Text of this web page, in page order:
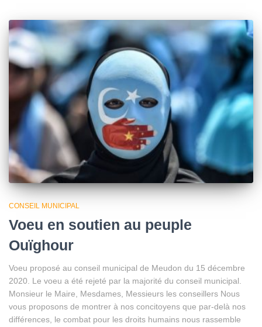
CONSEIL MUNICIPAL
Voeu en soutien au peuple
Ouïghour
Voeu proposé au conseil municipal de Meudon du 15 décembre
2020. Le voeu a été rejeté par la majorité du conseil municipal.
Monsieur le Maire, Mesdames, Messieurs les conseillers Nous
vous proposons de montrer à nos concitoyens que par-delà nos
différences, le combat pour les droits humains nous rassemble